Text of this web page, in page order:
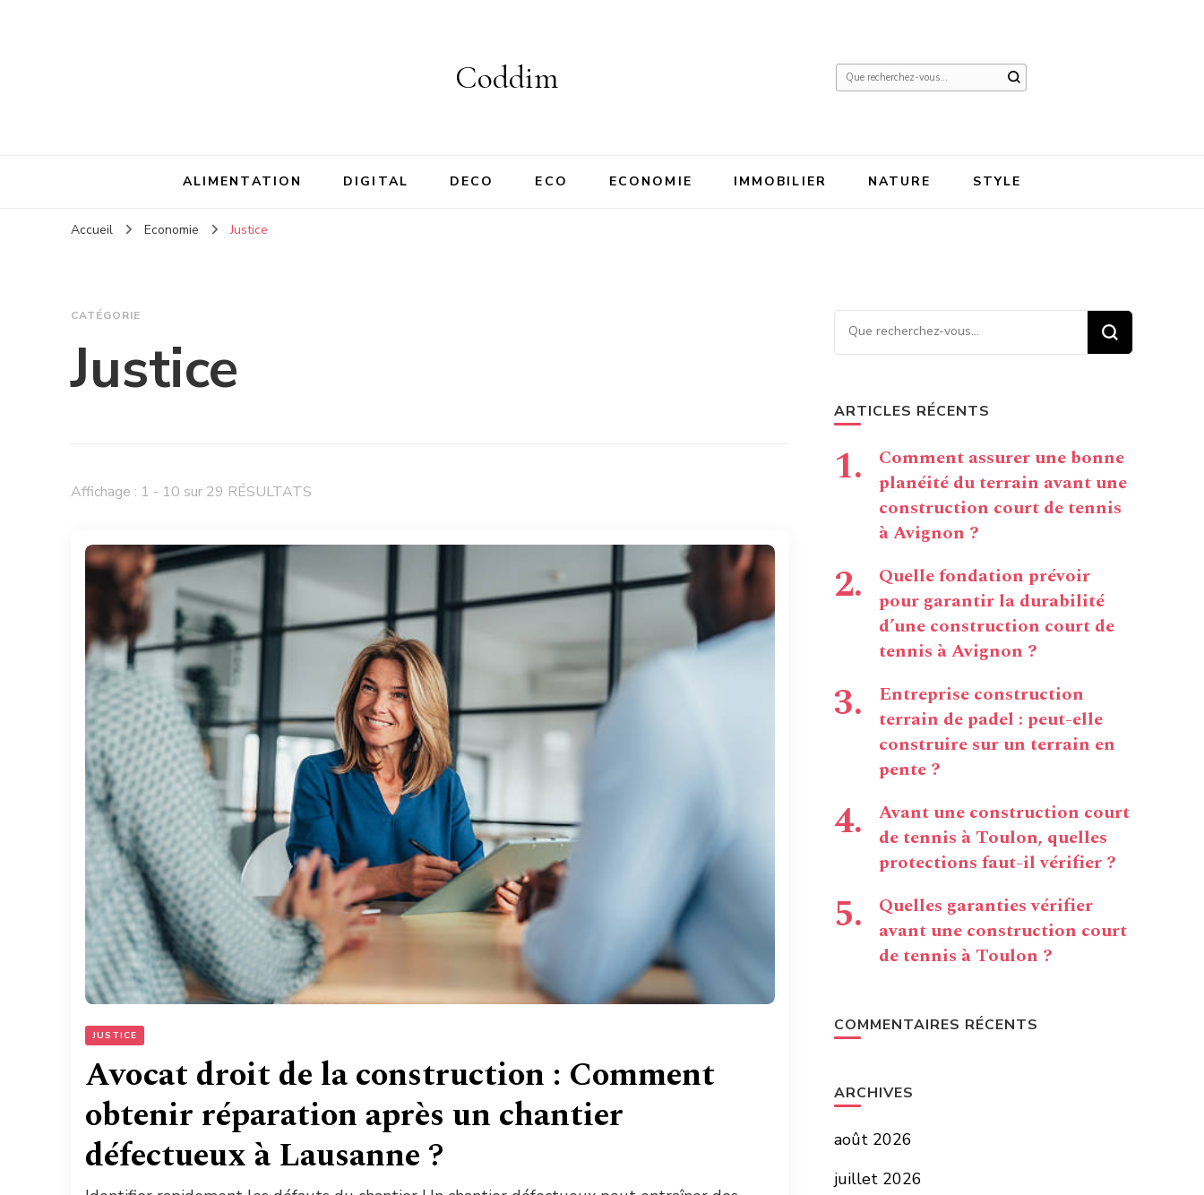
Coddim
Vous
ALIMENTATION DIGITAL DECO ECO ECONOMIE IMMOBILIER NATURE STYLE
Accueil Economie Justice
CATÉGORIE
Justice
Affichage : 1 - 10 sur 29 RÉSULTATS
JUSTICE
Avocat droit de la construction : Comment
obtenir réparation après un chantier
défectueux à Lausanne ?
Vous recherchiez quelque
chose ?
ARTICLES RÉCENTS
Comment assurer une bonne
planéité du terrain avant une
construction court de tennis
à Avignon ?
Quelle fondation prévoir
pour garantir la durabilité
d’une construction court de
tennis à Avignon ?
Entreprise construction
terrain de padel : peut-elle
construire sur un terrain en
pente ?
Avant une construction court
de tennis à Toulon, quelles
protections faut-il vérifier ?
Quelles garanties vérifier
avant une construction court
de tennis à Toulon ?
COMMENTAIRES RÉCENTS
ARCHIVES
août 2026
juillet 2026